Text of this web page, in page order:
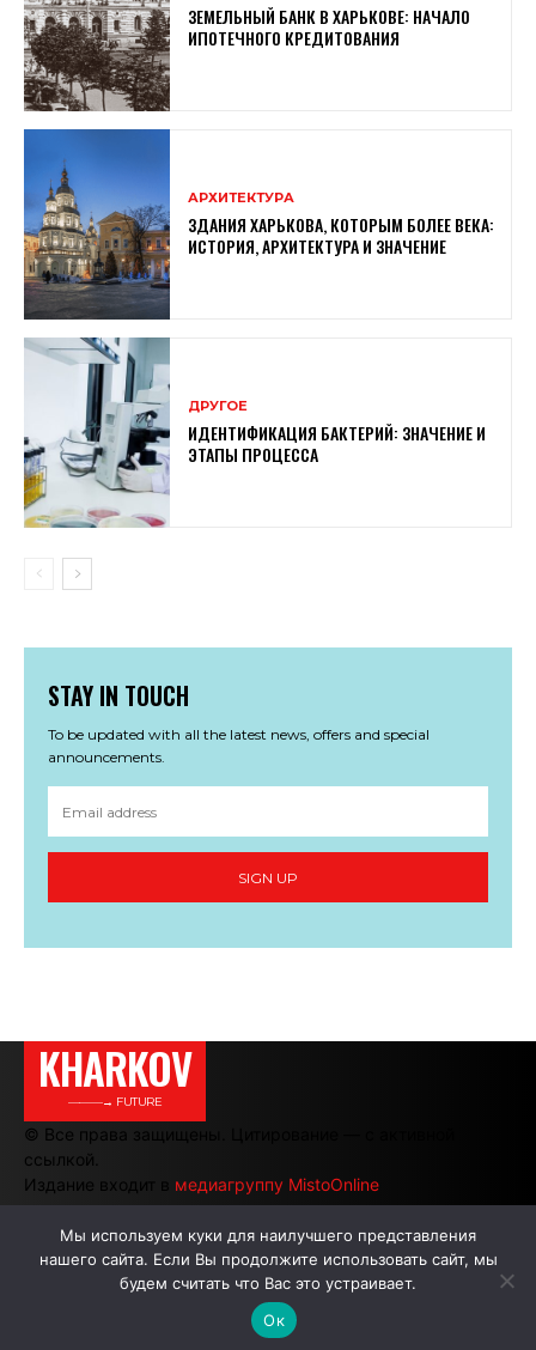
ЗЕМЕЛЬНЫЙ БАНК В ХАРЬКОВЕ: НАЧАЛО
ИПОТЕЧНОГО КРЕДИТОВАНИЯ
АРХИТЕКТУРА
ЗДАНИЯ ХАРЬКОВА, КОТОРЫМ БОЛЕЕ ВЕКА:
ИСТОРИЯ, АРХИТЕКТУРА И ЗНАЧЕНИЕ
ДРУГОЕ
ИДЕНТИФИКАЦИЯ БАКТЕРИЙ: ЗНАЧЕНИЕ И
ЭТАПЫ ПРОЦЕССА
STAY IN TOUCH
To be updated with all the latest news, offers and special
announcements.
SIGN UP
KHARKOV
———→ FUTURE
© Все права защищены. Цитирование — с активной
ссылкой.
Издание входит в медиагруппу MistoOnline
АВТОРЫ РЕКЛАМА НА САЙТЕ
Мы используем куки для наилучшего представления
нашего сайта. Если Вы продолжите использовать сайт, мы
будем считать что Вас это устраивает.
Ок